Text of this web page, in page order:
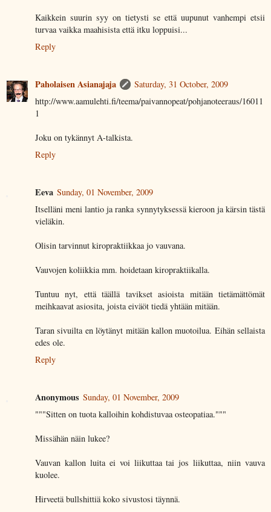
Kaikkein suurin syy on tietysti se että uupunut vanhempi etsii
turvaa vaikka maahisista että itku loppuisi...
Reply
Paholaisen Asianajaja
Saturday, 31 October, 2009
http://www.aamulehti.fi/teema/paivannopeat/pohjanoteeraus/16011
1
Joku on tykännyt A-talkista.
Reply
Eeva Sunday, 01 November, 2009
Itselläni meni lantio ja ranka synnytyksessä kieroon ja kärsin tästä
vieläkin.
Olisin tarvinnut kiropraktiikkaa jo vauvana.
Vauvojen koliikkia mm. hoidetaan kiropraktiikalla.
Tuntuu nyt, että täällä tavikset asioista mitään tietämättömät
meihkaavat asiosita, joista eiväöt tiedä yhtään mitään.
Taran sivuilta en löytänyt mitään kallon muotoilua. Eihän sellaista
edes ole.
Reply
Anonymous Sunday, 01 November, 2009
"""Sitten on tuota kalloihin kohdistuvaa osteopatiaa."""
Missähän näin lukee?
Vauvan kallon luita ei voi liikuttaa tai jos liikuttaa, niin vauva
kuolee.
Hirveetä bullshittiä koko sivustosi täynnä.